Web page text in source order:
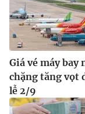
Giá vé máy bay
chặng tăng vọt
lễ 2/9